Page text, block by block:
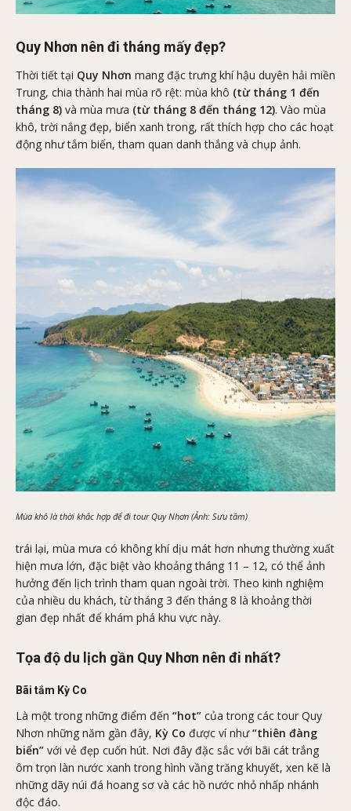
Quy Nhơn nên đi tháng mấy đẹp?
Thời tiết tại Quy Nhơn mang đặc trưng khí hậu duyên hải miền
Trung, chia thành hai mùa rõ rệt: mùa khô (từ tháng 1 đến
tháng 8) và mùa mưa (từ tháng 8 đến tháng 12). Vào mùa
khô, trời nắng đẹp, biển xanh trong, rất thích hợp cho các hoạt
động như tắm biển, tham quan danh thắng và chụp ảnh.
Mùa khô là thời khắc hợp để đi tour Quy Nhơn (Ảnh: Sưu tầm)
trái lại, mùa mưa có không khí dịu mát hơn nhưng thường xuất
hiện mưa lớn, đặc biệt vào khoảng tháng 11 – 12, có thể ảnh
hưởng đến lịch trình tham quan ngoài trời. Theo kinh nghiệm
của nhiều du khách, từ tháng 3 đến tháng 8 là khoảng thời
gian đẹp nhất để khám phá khu vực này.
Tọa độ du lịch gần Quy Nhơn nên đi nhất?
Bãi tắm Kỳ Co
Là một trong những điểm đến “hot” của trong các tour Quy
Nhơn những năm gần đây, Kỳ Co được ví như “thiên đàng
biển” với vẻ đẹp cuốn hút. Nơi đây đặc sắc với bãi cát trắng
ôm trọn làn nước xanh trong hình vầng trăng khuyết, xen kẽ là
những dãy núi đá hoang sơ và các hồ nước nhỏ nhấp nhánh
độc đáo.